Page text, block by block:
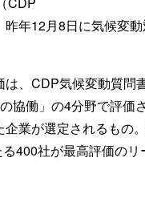
年12月8日に気候変
、CDP気候変動質問
協働」の4分野で評価
業が選定されるもの
400社が最高評価のリ